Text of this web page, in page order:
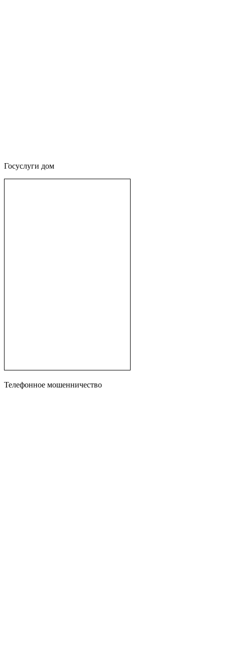
Госуслуги дом
Телефонное мошенничество